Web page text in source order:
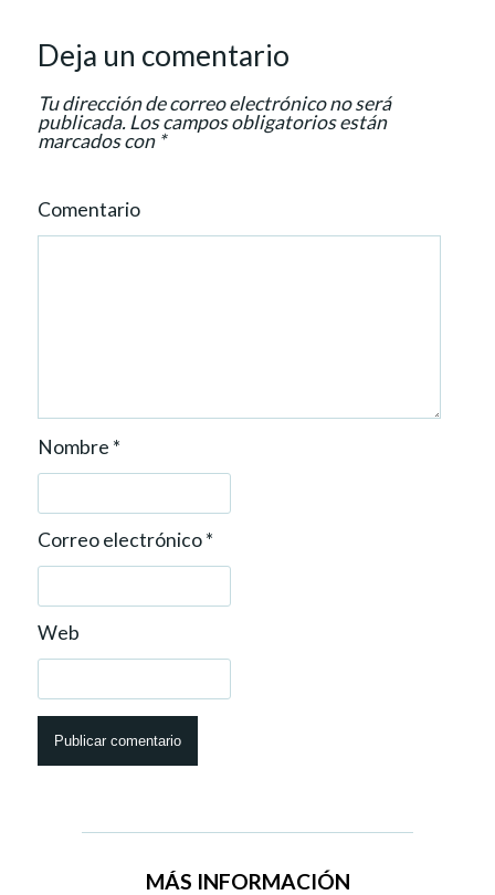
n
Deja un comentario
Tu dirección de correo electrónico no será
publicada. Los campos obligatorios están
marcados con *
Comentario
Nombre *
Correo electrónico*
Web
MÁS INFORMACIÓN